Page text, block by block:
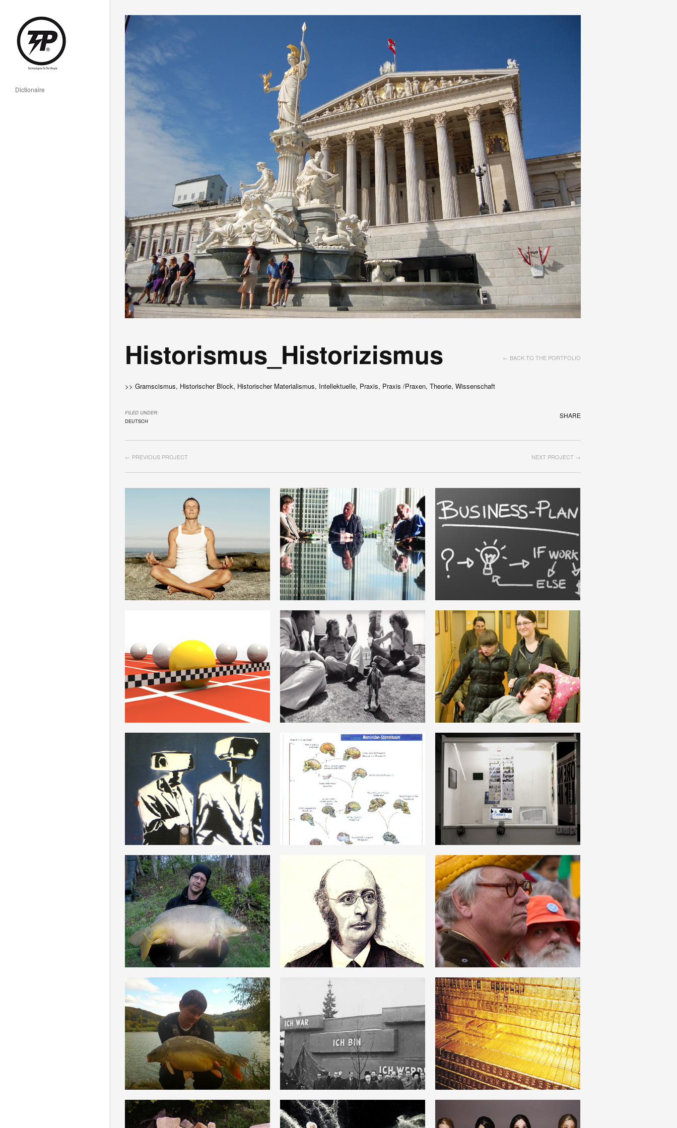
Dictionaire
Historismus_Historizismus ← BACK TO THE PORTFOLIO
>> Gramscismus, Historischer Block, Historischer Materialismus, Intellektuelle, Praxis, Praxis /Praxen, Theorie, Wissenschaft
SHARE
FILED UNDER:
DEUTSCH
NEXT PROJECT →
← PREVIOUS PROJECT
SEIN_BEWUSSTSEIN
DEUTSCH
KONTROLLE
DEUTSCH DEUTSCH
WETTBEWERB
DEUTSCH
EUROKOMMUNISMUS
DEUTSCH
GEISTIGE ARBEIT
DEUTSCH
STAATSMACHINERIE
DEUTSCH
VERKEHRUNG_UMKEHRUNG
DEUTSCH
RATIONALISMUS
DEUTSCH
NÖP_NEUE ÖKONOMISCHE
POLITIK
ANTAGONISMUS
DEUTSCH DEUTSCH
QUALITÄT_QUANTITÄT
DEUTSCH
ULTRAIMPERIALISMUS
DEUTSCH
GOLD
DEUTSCH